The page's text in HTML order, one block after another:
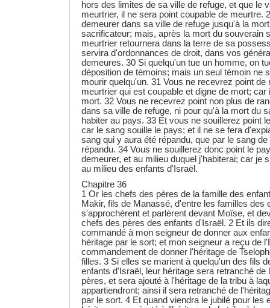
hors des limites de sa ville de refuge, et que le
meurtrier, il ne sera point coupable de meurtre.
demeurer dans sa ville de refuge jusqu'à la
sacrificateur; mais, après la mort du souverain
meurtrier retournera dans la terre de sa
servira d'ordonnances de droit, dans vos
demeures. 30 Si quelqu'un tue un homme, on
déposition de témoins; mais un seul témoin ne
mourir quelqu'un. 31 Vous ne recevrez point de
meurtrier qui est coupable et digne de mort; car
mort. 32 Vous ne recevrez point non plus de
dans sa ville de refuge, ni pour qu'à la mort du
habiter au pays. 33 Et vous ne souillerez point
car le sang souille le pays; et il ne se fera
sang qui y aura été répandu, que par le sang
répandu. 34 Vous ne souillerez donc point le
demeurer, et au milieu duquel j'habiterai; car je
au milieu des enfants d'Israël.
Chapitre 36
1 Or les chefs des pères de la famille des
Makir, fils de Manassé, d'entre les familles des
s'approchèrent et parlèrent devant Moïse, et
chefs des pères des enfants d'Israël. 2 Et ils
commandé à mon seigneur de donner aux
héritage par le sort; et mon seigneur a reçu de
commandement de donner l'héritage de
filles. 3 Si elles se marient à quelqu'un des fils
enfants d'Israël, leur héritage sera retranché de
pères, et sera ajouté à l'héritage de la tribu à
appartiendront; ainsi il sera retranché de
par le sort. 4 Et quand viendra le jubilé pour les